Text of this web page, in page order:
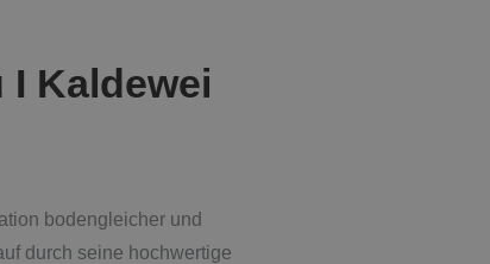
Kaldewei
bodengleicher und
durch seine hochwertige